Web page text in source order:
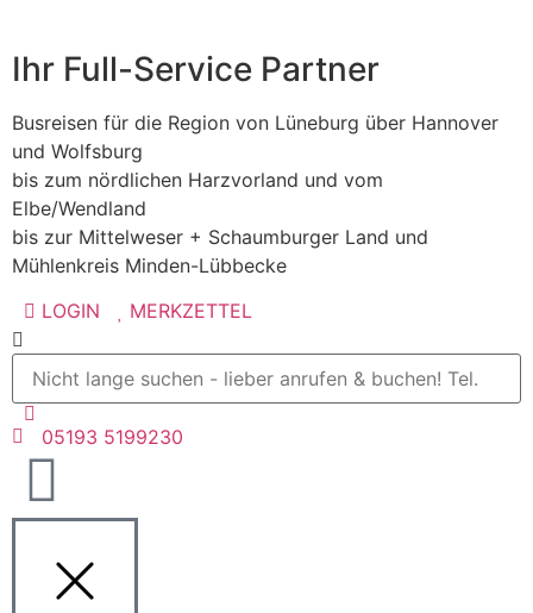
Ihr Full-Service Partner
Busreisen für die Region von Lüneburg über Hannover
und Wolfsburg
bis zum nördlichen Harzvorland und vom
Elbe/Wendland
bis zur Mittelweser + Schaumburger Land und
Mühlenkreis Minden-Lübbecke
LOGIN
MERKZETTEL
05193 5199230